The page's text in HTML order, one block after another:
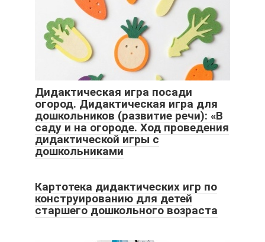
Дидактическая игра посади
огород. Дидактическая игра для
дошкольников (развитие речи): «В
саду и на огороде. Ход проведения
дидактической игры с
дошкольниками
Картотека дидактических игр по
конструированию для детей
старшего дошкольного возраста